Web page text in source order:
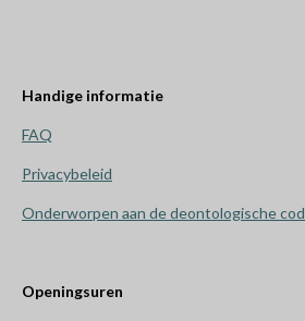
Handige informatie
FAQ
Privacybeleid
Onderworpen aan dedeontologische
Openingsuren